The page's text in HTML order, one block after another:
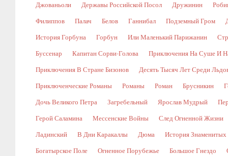
Джованьоли Державы Российской Посол Дружинин
Филиппов Палач Белов Ганнибал Подземный Гром
История Горбуна Горбун Или Маленький Парижанин
Буссенар Капитан Сорви-Голова Приключения На Суше И
Приключения В Стране Бизонов Десять Тысяч Лет Среди
Приключенческие Романы Романы Роман Брусникин
Дочь Великого Петра Загребельный Ярослав Мудрый
Герой Саламина Мессенские Войны След Огненной Жизни
Ладинский В Дни Каракаллы Дюма История Знаменитых
Богатырское Поле Огненное Порубежье Большое Гнездо